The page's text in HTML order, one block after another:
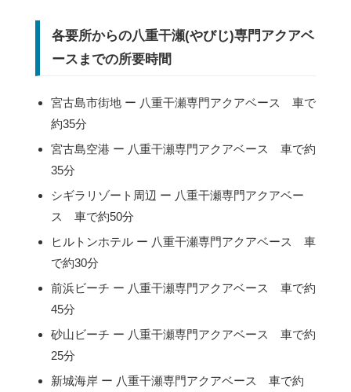
各要所からの八重干瀬(やびじ)専門アクアベ
ースまでの所要時間
宮古島市街地 ー 八重干瀬専門アクアベース 車で
約35分
宮古島空港 ー 八重干瀬専門アクアベース 車で約
35分
シギラリゾート周辺 ー 八重干瀬専門アクアベー
ス 車で約50分
ヒルトンホテル ー 八重干瀬専門アクアベース 車
で約30分
前浜ビーチ ー 八重干瀬専門アクアベース 車で約
45分
砂山ビーチ ー 八重干瀬専門アクアベース 車で約
25分
新城海岸 ー 八重干瀬専門アクアベース 車で約